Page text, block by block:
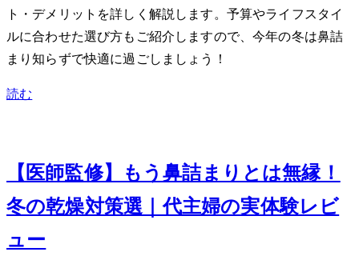
ト・デメリットを詳しく解説します。予算やライフスタイ
ルに合わせた選び方もご紹介しますので、今年の冬は鼻詰
まり知らずで快適に過ごしましょう！
読む
【医師監修】もう鼻詰まりとは無縁！
冬の乾燥対策7選｜40代主婦の実体験レビ
ュー